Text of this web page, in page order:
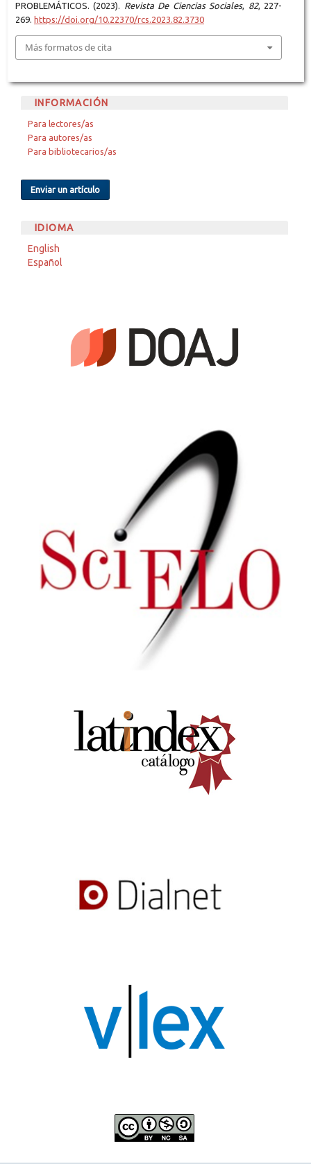
PROBLEMÁTICOS. (2023). Revista De Ciencias Sociales, 82, 227-
269. https://doi.org/10.22370/rcs.2023.82.3730
Más formatos de cita
INFORMACIÓN
Para lectores/as
Para autores/as
Para bibliotecarios/as
Enviar un artículo
IDIOMA
English
Español